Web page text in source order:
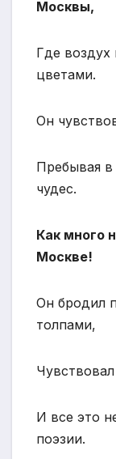
Москвы,
Где воздух
цветами.
Он
Пребывая
чудес.
Как много
Москве!
Он бродил
толпами,
И все это
поэзии.